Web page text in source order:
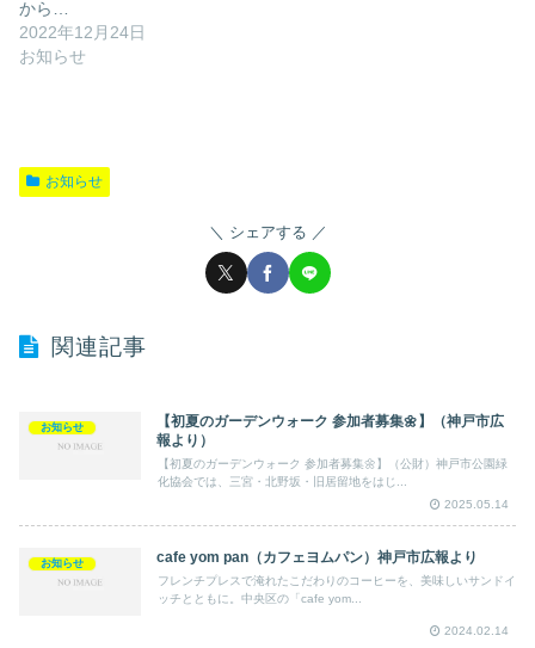
から…
2022年12月24日
お知らせ
お知らせ
シェアする
関連記事
お知らせ
【初夏のガーデンウォーク 参加者募集🌼】（神戸市広
報より）
【初夏のガーデンウォーク 参加者募集🌼】（公財）神戸市公園緑
化協会では、三宮・北野坂・旧居留地をはじ...
2025.05.14
お知らせ cafe yom pan（カフェヨムパン）神戸市広報より
フレンチプレスで淹れたこだわりのコーヒーを、美味しいサンドイ
ッチとともに。中央区の「cafe yom...
2024.02.14